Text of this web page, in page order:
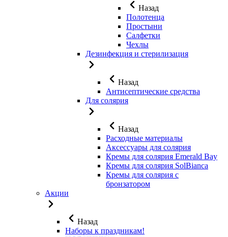
Назад
Полотенца
Простыни
Салфетки
Чехлы
Дезинфекция и стерилизация
Назад
Антисептические средства
Для солярия
Назад
Расходные материалы
Аксессуары для солярия
Кремы для солярия Emerald Bay
Кремы для солярия SolBianca
Кремы для солярия с
бронзатором
Акции
Назад
Наборы к праздникам!